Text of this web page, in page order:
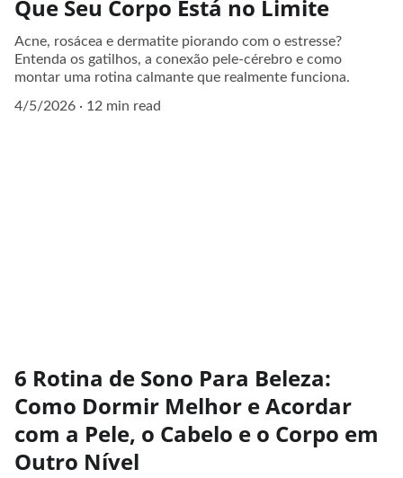
Que Seu Corpo Está no Limite
Acne, rosácea e dermatite piorando com o estresse?
Entenda os gatilhos, a conexão pele-cérebro e como
montar uma rotina calmante que realmente funciona.
4/5/2026
12 min read
6 Rotina de Sono Para Beleza:
Como Dormir Melhor e Acordar
com a Pele, o Cabelo e o Corpo em
Outro Nível